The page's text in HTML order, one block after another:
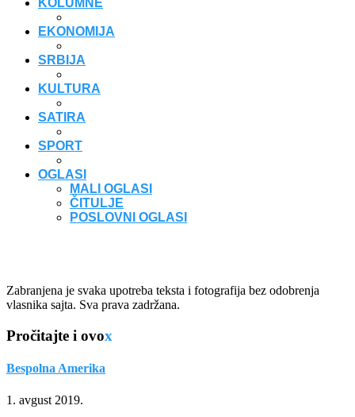
KOLUMNE
EKONOMIJA
SRBIJA
KULTURA
SATIRA
SPORT
OGLASI
MALI OGLASI
ČITULJE
POSLOVNI OGLASI
Zabranjena je svaka upotreba teksta i fotografija bez odobrenja
vlasnika sajta. Sva prava zadržana.
Pročitajte i ovox
Bespolna Amerika
1. avgust 2019.